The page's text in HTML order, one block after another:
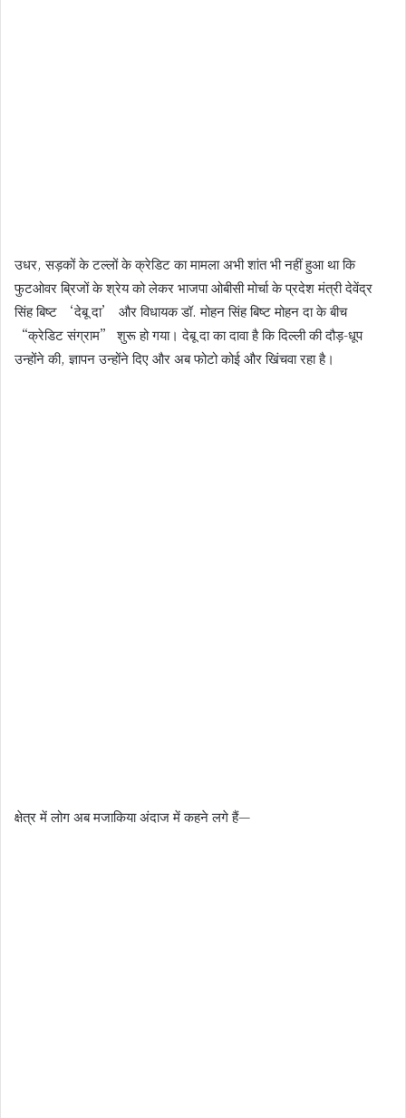
उधर, सड़कों के टल्लों के क्रेडिट का मामला अभी शांत भी नहीं हुआ था कि
फुटओवर ब्रिजों के श्रेय को लेकर भाजपा ओबीसी मोर्चा के प्रदेश मंत्री देवेंद्र
सिंह बिष्ट ‘देबू दा’ और विधायक डॉ. मोहन सिंह बिष्ट मोहन दा के बीच
“क्रेडिट संग्राम” शुरू हो गया। देबू दा का दावा है कि दिल्ली की दौड़-धूप
उन्होंने की, ज्ञापन उन्होंने दिए और अब फोटो कोई और खिंचवा रहा है।
क्षेत्र में लोग अब मजाकिया अंदाज में कहने लगे हैं—